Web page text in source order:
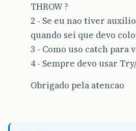
THROW ?
2 - Se eu nao tiver
quando sei que devo
3 - Como uso catch para
4 - Sempre devo usar
Obrigado pela atencao